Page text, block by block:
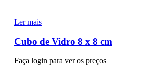
Ler mais
Cubo de Vidro 8 x 8 cm
Faça login para ver os preços